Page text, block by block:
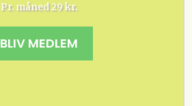
Pr. måned 29 kr.
BLIV MEDLEM